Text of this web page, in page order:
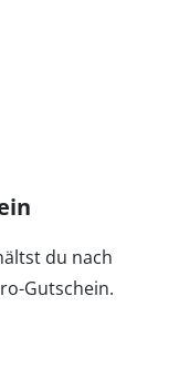
du nach
Gutschein.